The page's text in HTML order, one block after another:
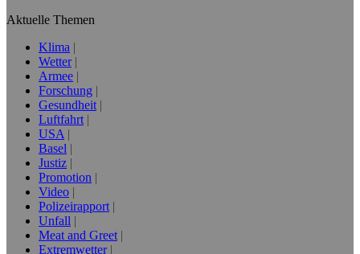
Aktuelle Themen
Klima
Wetter
Armee
Forschung
Gesundheit
Luftfahrt
USA
Basel
Justiz
Promotion
Video
Polizeirapport
Unfall
Meat and Greet
Extremwetter